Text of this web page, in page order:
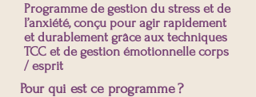
Programme de gestion du stress et de
l’anxiété, conçu pour agir rapidement
et durablement grâce aux techniques
TCC et de gestion émotionnelle corps
/ esprit
Pour qui est ce programme ?